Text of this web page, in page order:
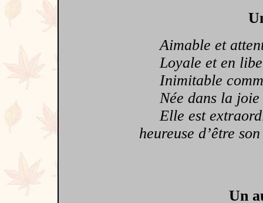
Aimable et
Loyale et en
Inimitable
Née dans la joie
Elle est
heureuse d’être
Un